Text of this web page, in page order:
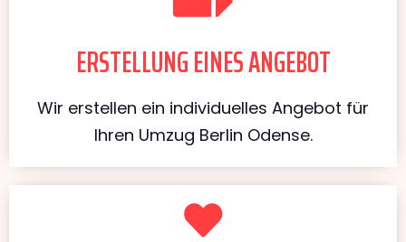
ERSTELLUNG EINES ANGEBOT
Wir erstellen ein individuelles Angebot für
Ihren Umzug Berlin Odense.